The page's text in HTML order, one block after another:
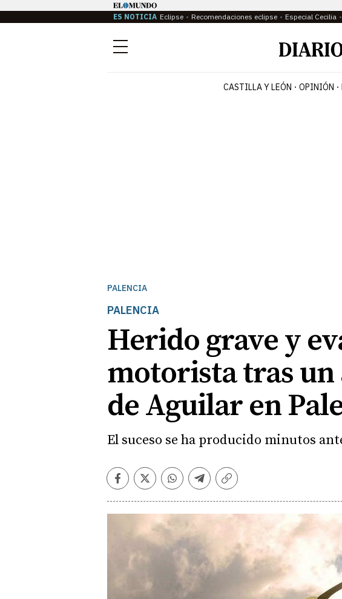
ES NOTICIA Eclipse Recomendaciones eclipse Especial Cecilia
Menú
CASTILLA Y LEÓN OPINIÓN
PALENCIA
PALENCIA
Herido grave y
motorista tras
de Aguilar en
El suceso se ha producido minutos
Facebook
TwitterWhatsapp
Telegram
Copiar